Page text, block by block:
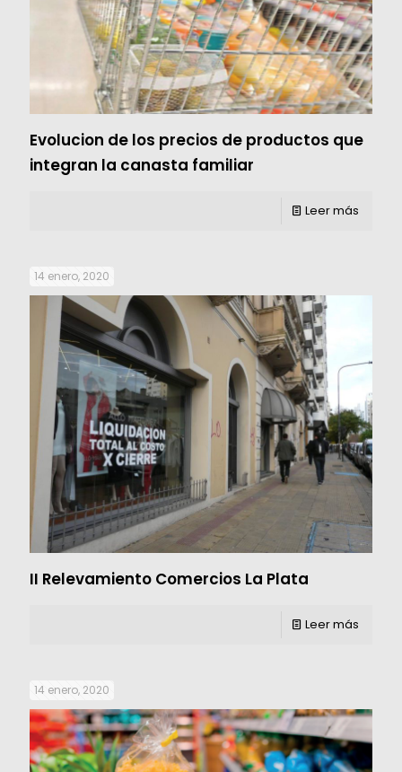
Evolucion de los precios de productos que
integran la canasta familiar
Leer más
14 enero, 2020
II Relevamiento Comercios La Plata
Leer más
14 enero, 2020